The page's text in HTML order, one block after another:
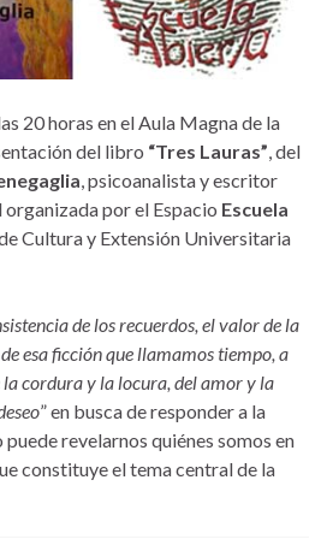
20 horas en el Aula Magna de la
del libro “Tres Lauras” , del
, psicoanalista y escritor
por el Espacio Escuela
Cultura y Extensión Universitaria
de los recuerdos, el valor de la
esa ficción que llamamos tiempo, a
la cordura y la locura, del amor y la
” en busca de responder a la
revelarnos quiénes somos en
constituye el tema central de la